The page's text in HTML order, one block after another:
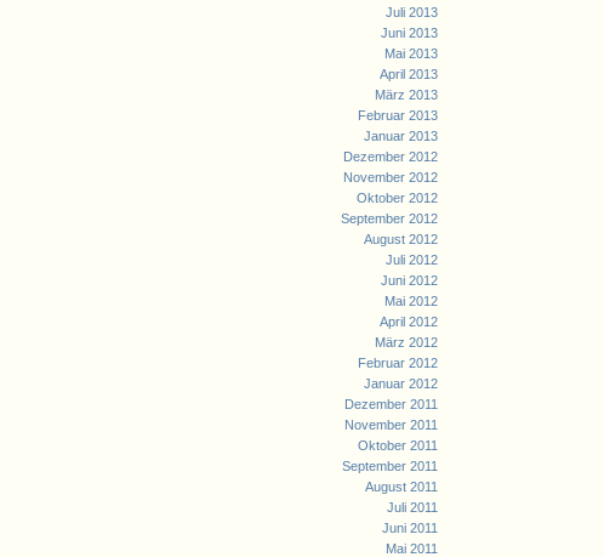
Juli 2013
Juni 2013
Mai 2013
April 2013
März 2013
Februar 2013
Januar 2013
Dezember 2012
November 2012
Oktober 2012
September 2012
August 2012
Juli 2012
Juni 2012
Mai 2012
April 2012
März 2012
Februar 2012
Januar 2012
Dezember 2011
November 2011
Oktober 2011
September 2011
August 2011
Juli 2011
Juni 2011
Mai 2011